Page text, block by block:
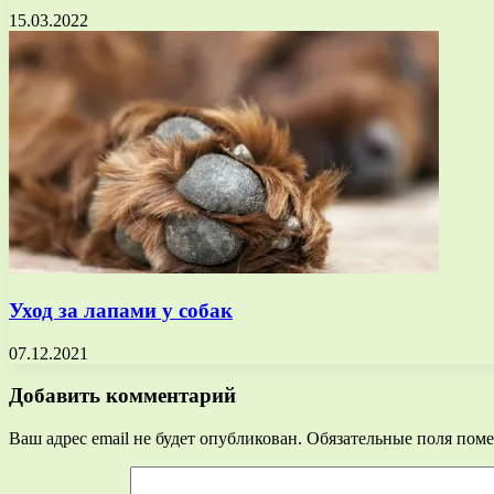
15.03.2022
Уход за лапами у собак
07.12.2021
Добавить комментарий
Ваш адрес email не будет опубликован. Обязательные поля